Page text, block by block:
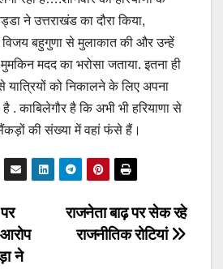
ने उत्तराखंड का दौरा किया,
बहुगुणा से मुलाकात की और उन्हें
मदद का भरोसा जताया. इतना ही
यात्रियों को निकालने के लिए अपना
. काबिलेगौर है कि अभी भी हरियाणा से
की संख्या में वहां फंसे हैं।
राजनेता बाढ़ पर सेक रहे
राजनीतिक रोटियां
ने